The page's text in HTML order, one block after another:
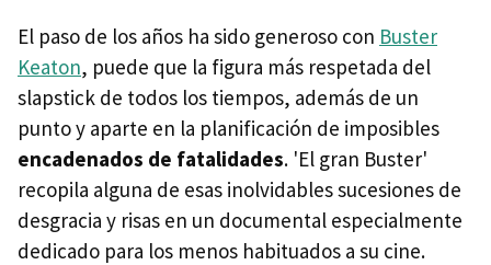
El paso de los años ha sido generoso con Buster
Keaton, puede que la figura más respetada del
slapstick de todos los tiempos, además de un
punto y aparte en la planificación de imposibles
encadenados de fatalidades. 'El gran Buster'
recopila alguna de esas inolvidables sucesiones de
desgracia y risas en un documental especialmente
dedicado para los menos habituados a su cine.